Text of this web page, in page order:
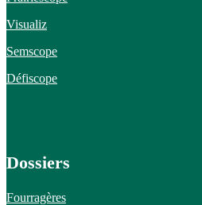
Visualiz
Semscope
Défiscope
Dossiers
Fourragères